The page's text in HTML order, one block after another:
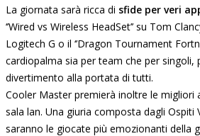
La giornata sarà ricca di sfide per veri
‘’Wired vs Wireless HeadSet’’ su Tom
Logitech G o il ‘’Dragon Tournament
cardiopalma sia per team che per singoli,
divertimento alla portata di tutti.
Cooler Master premierà inoltre le migliori
sala lan. Una giuria composta dagli Ospiti
saranno le giocate più emozionanti della